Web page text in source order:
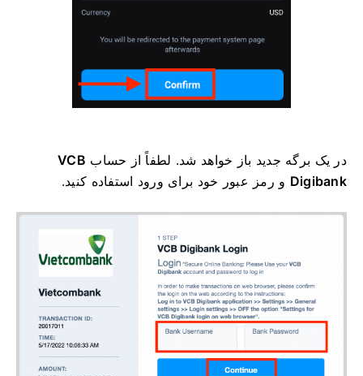
در یک برگه جدید باز خواهد شد. لطفاً از حساب VCB
Digibank و رمز عبور خود برای ورود استفاده کنید.